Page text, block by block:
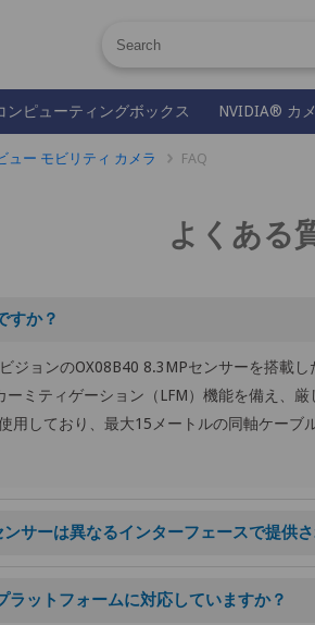
ンピューティングボックス NVIDIA® カ
ュー モビリティ カメラ FAQ
よくある
すか？
ジョンのOX08B40 8.3MPセンサーを搭載
ーミティゲーション（LFM）機能を備え
用しており、最大15メートルの同軸ケー
サーは異なるインターフェースで提供
ラットフォームに対応していますか？